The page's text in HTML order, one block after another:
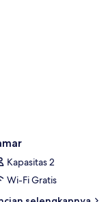
Kapasitas 2
Wi-Fi Gratis